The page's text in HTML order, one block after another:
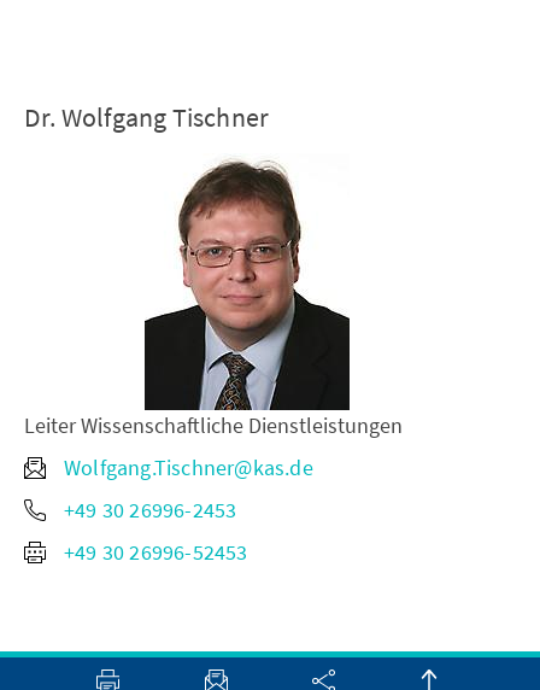
Dr. Wolfgang Tischner
Leiter Wissenschaftliche Dienstleistungen
Wolfgang.Tischner@kas.de
+49 30 26996-2453
+49 30 26996-52453